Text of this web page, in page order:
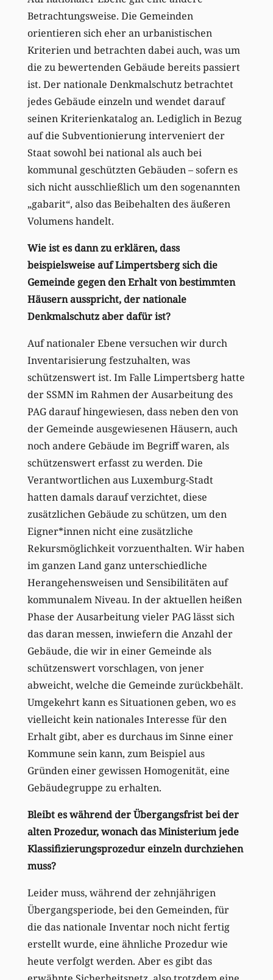
Betrachtungsweise. Die Gemeinden
orientieren sich eher an urbanistischen
Kriterien und betrachten dabei auch, was um
die zu bewertenden Gebäude bereits passiert
ist. Der nationale Denkmalschutz betrachtet
jedes Gebäude einzeln und wendet darauf
seinen Kriterienkatalog an. Lediglich in Bezug
auf die Subventionierung interveniert der
Staat sowohl bei national als auch bei
kommunal geschützten Gebäuden – sofern es
sich nicht ausschließlich um den sogenannten
„gabarit“, also das Beibehalten des äußeren
Volumens handelt.
Wie ist es dann zu erklären, dass
beispielsweise auf Limpertsberg sich die
Gemeinde gegen den Erhalt von bestimmten
Häusern ausspricht, der nationale
Denkmalschutz aber dafür ist?
Auf nationaler Ebene versuchen wir durch
Inventarisierung festzuhalten, was
schützenswert ist. Im Falle Limpertsberg hatte
der SSMN im Rahmen der Ausarbeitung des
PAG darauf hingewiesen, dass neben den von
der Gemeinde ausgewiesenen Häusern, auch
noch andere Gebäude im Begriff waren, als
schützenswert erfasst zu werden. Die
Verantwortlichen aus Luxemburg-Stadt
hatten damals darauf verzichtet, diese
zusätzlichen Gebäude zu schützen, um den
Eigner*innen nicht eine zusätzliche
Rekursmöglichkeit vorzuenthalten. Wir haben
im ganzen Land ganz unterschiedliche
Herangehensweisen und Sensibilitäten auf
kommunalem Niveau. In der aktuellen heißen
Phase der Ausarbeitung vieler PAG lässt sich
das daran messen, inwiefern die Anzahl der
Gebäude, die wir in einer Gemeinde als
schützenswert vorschlagen, von jener
abweicht, welche die Gemeinde zurückbehält.
Umgekehrt kann es Situationen geben, wo es
vielleicht kein nationales Interesse für den
Erhalt gibt, aber es durchaus im Sinne einer
Kommune sein kann, zum Beispiel aus
Gründen einer gewissen Homogenität, eine
Gebäudegruppe zu erhalten.
Bleibt es während der Übergangsfrist bei der
alten Prozedur, wonach das Ministerium jede
Klassifizierungsprozedur einzeln durchziehen
muss?
Leider muss, während der zehnjährigen
Übergangsperiode, bei den Gemeinden, für
die das nationale Inventar noch nicht fertig
erstellt wurde, eine ähnliche Prozedur wie
heute verfolgt werden. Aber es gibt das